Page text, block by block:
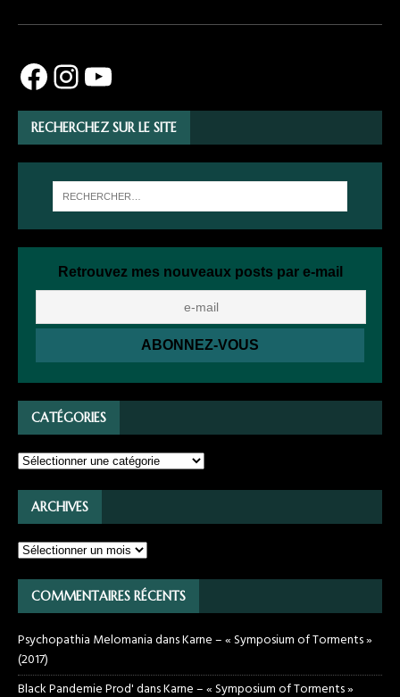
RECHERCHEZ SUR LE SITE
Retrouvez mes nouveaux posts par e-mail
CATÉGORIES
ARCHIVES
COMMENTAIRES RÉCENTS
Psychopathia MelomaniadansKarne – « Symposium of Torments »
(2017)
Black Pandemie Prod'dansKarne – « Symposium of Torments »